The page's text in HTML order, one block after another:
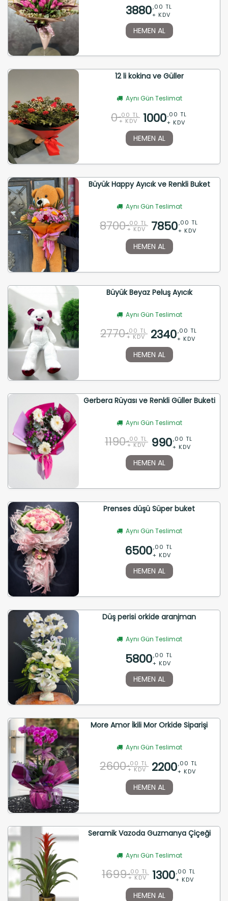
3880,00 TL
+ KDV
HEMEN AL
12 li kokina ve Güller
Aynı Gün Teslimat
0 ,00 TL
+ KDV 1000,00 TL
+ KDV
HEMEN AL
Büyük Happy Ayıcık ve Renkli Buket
Aynı Gün Teslimat
8700 ,00 TL
+ KDV 7850,00 TL
+ KDV
HEMEN AL
Büyük Beyaz Peluş Ayıcık
Aynı Gün Teslimat
2770 ,00 TL
+ KDV 2340,00 TL
+ KDV
HEMEN AL
Gerbera Rüyası ve Renkli Güller Buketi
Aynı Gün Teslimat
1190 ,00 TL
+ KDV 990,00 TL
+ KDV
HEMEN AL
Prenses düşü Süper buket
Aynı Gün Teslimat
6500,00 TL
+ KDV
HEMEN AL
Düş perisi orkide aranjman
Aynı Gün Teslimat
5800,00 TL
+ KDV
HEMEN AL
More Amor İkili Mor Orkide Siparişi
Aynı Gün Teslimat
2600 ,00 TL
+ KDV 2200,00 TL
+ KDV
HEMEN AL
Seramik Vazoda Guzmanya Çiçeği
Aynı Gün Teslimat
1699 ,00 TL
+ KDV 1300,00 TL
+ KDV
HEMEN AL